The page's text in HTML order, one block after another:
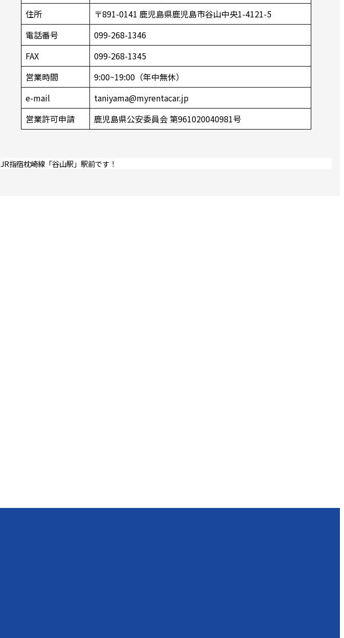
住所
〒891-0141 鹿児島県鹿児島市谷山中央1-4121-5
電話番号
099-268-1346
FAX
099-268-1345
営業時間
9:00~19:00（年中無休）
e-mail
taniyama@myrentacar.jp
営業許可申請
鹿児島県公安委員会 第961020040981号
JR指宿枕崎線「谷山駅」駅前です！